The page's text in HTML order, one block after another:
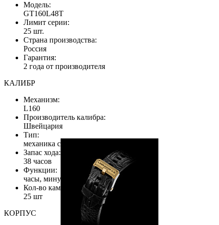
Модель:
GT160L48T
Лимит серии:
25 шт.
Страна производства:
Россия
Гарантия:
2 года от производителя
КАЛИБР
Механизм:
L160
Производитель калибра:
Швейцария
Тип:
механика с автоподзаводом
Запас хода:
38 часов
Функции:
часы, минуты, секунды, дата
Кол-во камней:
25 шт
КОРПУС